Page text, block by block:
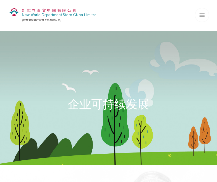
企业可持续发展